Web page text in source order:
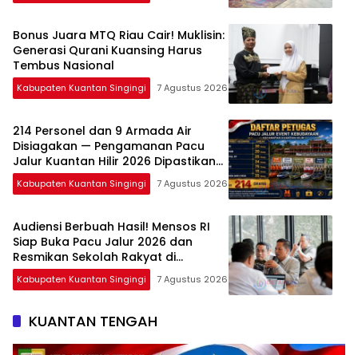
Bonus Juara MTQ Riau Cair! Muklisin:
Generasi Qurani Kuansing Harus
Tembus Nasional
Kabupaten Kuantan Singingi 7 Agustus 2026
214 Personel dan 9 Armada Air
Disiagakan — Pengamanan Pacu
Jalur Kuantan Hilir 2026 Dipastikan
Maksimal
Kabupaten Kuantan Singingi 7 Agustus 2026
Audiensi Berbuah Hasil! Mensos RI
Siap Buka Pacu Jalur 2026 dan
Resmikan Sekolah Rakyat di
Kuansing
Kabupaten Kuantan Singingi 7 Agustus 2026
KUANTAN TENGAH